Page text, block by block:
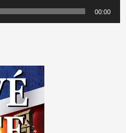
00:00